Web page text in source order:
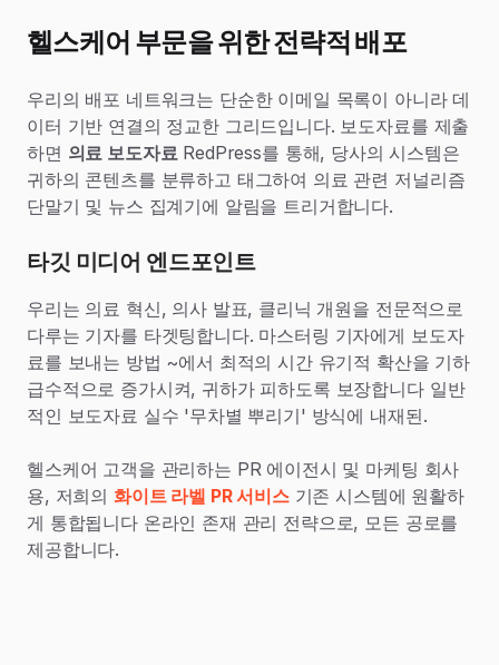
헬스케어 부문을 위한 전략적 배포
우리의 배포 네트워크는 단순한 이메일 목록이 아니라 데
이터 기반 연결의 정교한 그리드입니다. 보도자료를 제출
하면 의료 보도자료 RedPress를 통해, 당사의 시스템은
귀하의 콘텐츠를 분류하고 태그하여 의료 관련 저널리즘
단말기 및 뉴스 집계기에 알림을 트리거합니다.
타깃 미디어 엔드포인트
우리는 의료 혁신, 의사 발표, 클리닉 개원을 전문적으로
다루는 기자를 타겟팅합니다. 마스터링 기자에게 보도자
료를 보내는 방법 ~에서 최적의 시간 유기적 확산을 기하
급수적으로 증가시켜, 귀하가 피하도록 보장합니다 일반
적인 보도자료 실수 '무차별 뿌리기' 방식에 내재된.
헬스케어 고객을 관리하는 PR 에이전시 및 마케팅 회사
용, 저희의 화이트 라벨 PR 서비스기존 시스템에 원활하
게 통합됩니다 온라인 존재 관리 전략으로, 모든 공로를
제공합니다.